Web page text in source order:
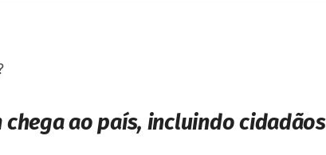
ao país, incluindo